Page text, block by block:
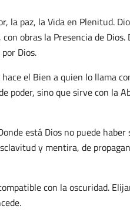
la paz, la Vida en Plenitud.
obras la Presencia de Dios.
Dios.
el Bien a quien lo llama
poder, sino que sirve con la
está Dios no puede
y mentira, de
con la oscuridad.